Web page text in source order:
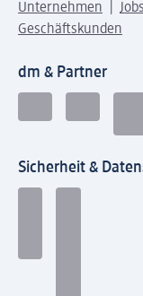
Unternehmen Jobs
Geschäftskunden
dm & Partner
Sicherheit &